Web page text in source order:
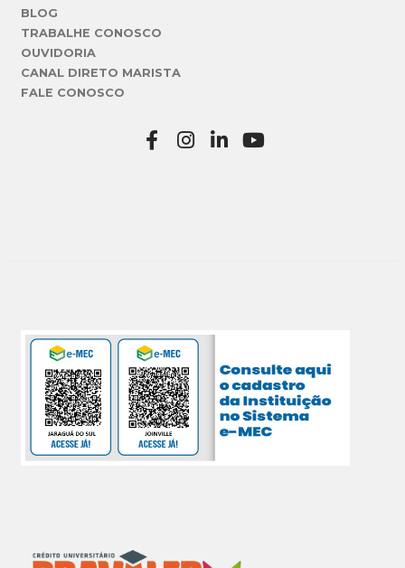
BLOG
TRABALHE CONOSCO
OUVIDORIA
CANAL DIRETO MARISTA
FALE CONOSCO